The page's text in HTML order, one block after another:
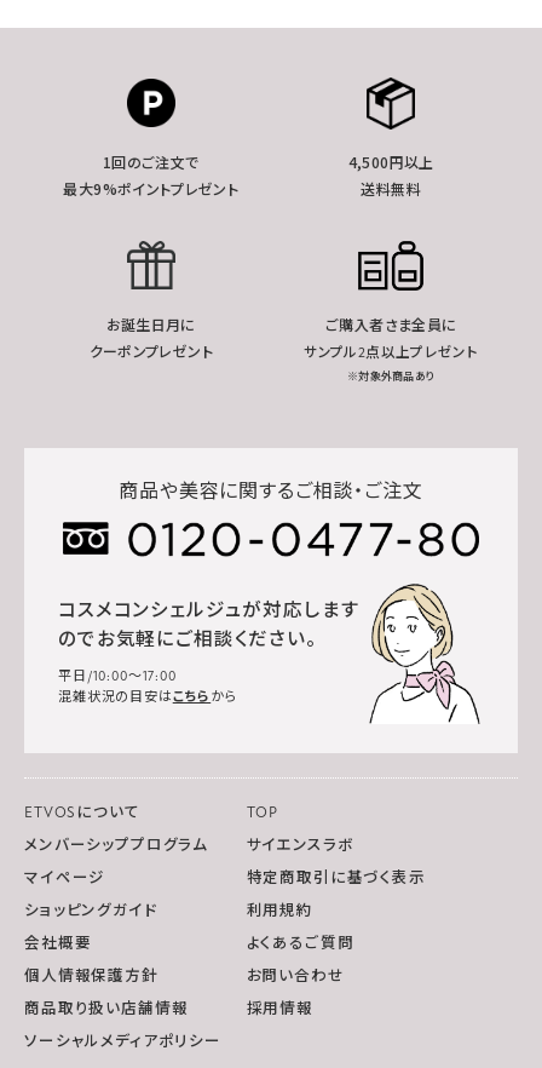
1回のご注文で
最大9%ポイントプレゼント
4,500円以上
送料無料
お誕生日月に
クーポンプレゼント
ご購入者さま全員に
サンプル2点以上プレゼント
※対象外商品あり
商品や美容に関するご相談・ご注文
コスメコンシェルジュが対応します
のでお気軽にご相談ください。
平日/10:00～17:00
混雑状況の目安はこちら から
ETVOSについて
TOP
メンバーシッププログラム
サイエンスラボ
マイページ
特定商取引に基づく表示
ショッピングガイド
利用規約
会社概要
よくあるご質問
個人情報保護方針
お問い合わせ
商品取り扱い店舗情報
採用情報
ソーシャルメディアポリシー